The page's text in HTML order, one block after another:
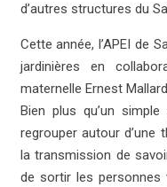
d’autres structures du
Cette année, l’APEI de
jardinières en
maternelle Ernest
Bien plus qu’un
regrouper autour d’une
la transmission de
de sortir les personnes